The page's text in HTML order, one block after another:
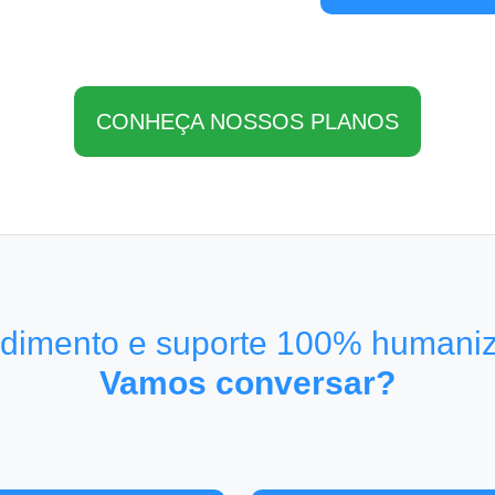
CONHEÇA NOSSOS PLANOS
e suporte 100%
Vamos conversar?